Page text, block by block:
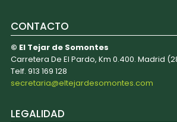
CONTACTO
© El Tejar de Somontes
Carretera De El Pardo, Km 0.400. Madrid
Telf. 913 169 128
secretaria@eltejardesomontes.com
LEGALIDAD